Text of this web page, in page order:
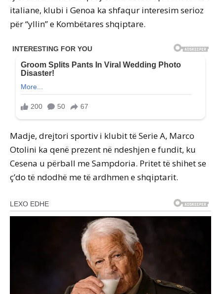
italiane, klubi i Genoa ka shfaqur interesim serioz
për “yllin” e Kombëtares shqiptare.
Madje, drejtori sportiv i klubit të Serie A, Marco
Otolini ka qenë prezent në ndeshjen e fundit, ku
Cesena u përball me Sampdoria. Pritet të shihet se
ç’do të ndodhë me të ardhmen e shqiptarit.